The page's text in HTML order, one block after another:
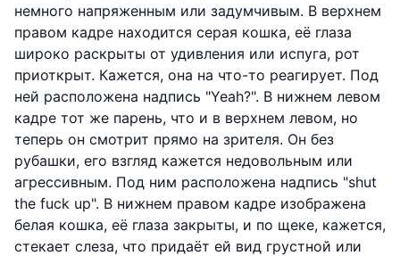
немного напряженным или задумчивым. В верхнем
правом кадре находится серая кошка, её глаза
широко раскрыты от удивления или испуга, рот
приоткрыт. Кажется, она на что-то реагирует. Под
ней расположена надпись "Yeah?". В нижнем левом
кадре тот же парень, что и в верхнем левом, но
теперь он смотрит прямо на зрителя. Он без
рубашки, его взгляд кажется недовольным или
агрессивным. Под ним расположена надпись "shut
the fuck up". В нижнем правом кадре изображена
белая кошка, её глаза закрыты, и по щеке, кажется,
стекает слеза, что придаёт ей вид грустной или